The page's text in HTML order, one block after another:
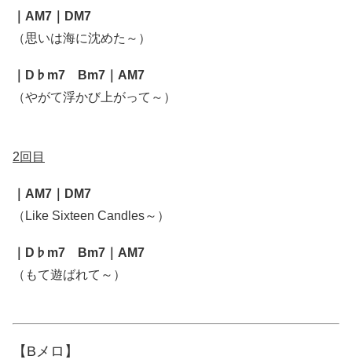
｜AM7｜DM7
（思いは海に沈めた～）
｜D♭m7 Bm7｜AM7
（やがて浮かび上がって～）
2回目
｜AM7｜DM7
（Like Sixteen Candles～）
｜D♭m7 Bm7｜AM7
（もて遊ばれて～）
【Bメロ】